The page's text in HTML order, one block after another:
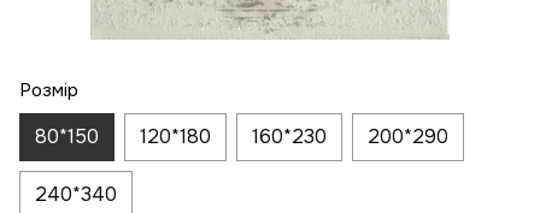
Розмір
80*150 120*180 160*230 200*290
240*340